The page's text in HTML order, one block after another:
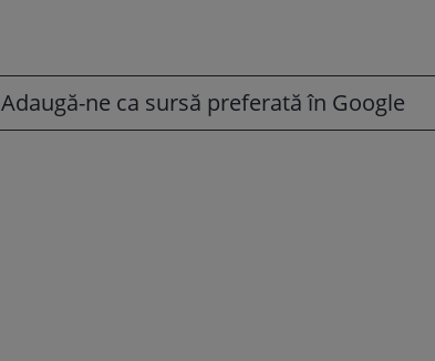
Adaugă-ne ca sursă preferată în Google